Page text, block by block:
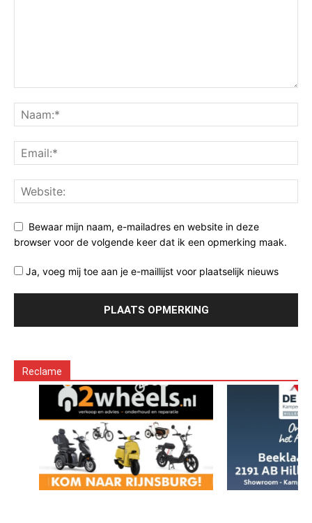
Bewaar mijn naam, e-mailadres en website in deze
browser voor de volgende keer dat ik een opmerking maak.
Ja, voeg mij toe aan je e-maillijst voor plaatselijk nieuws
Reclame